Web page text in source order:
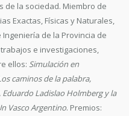
de la sociedad. Miembro de
Exactas, Físicas y Naturales,
Ingeniería de la Provincia de
e investigaciones,
ellos: Simulación en
caminos de la palabra,
Ladislao Holmberg y la
Vasco Argentino. Premios: